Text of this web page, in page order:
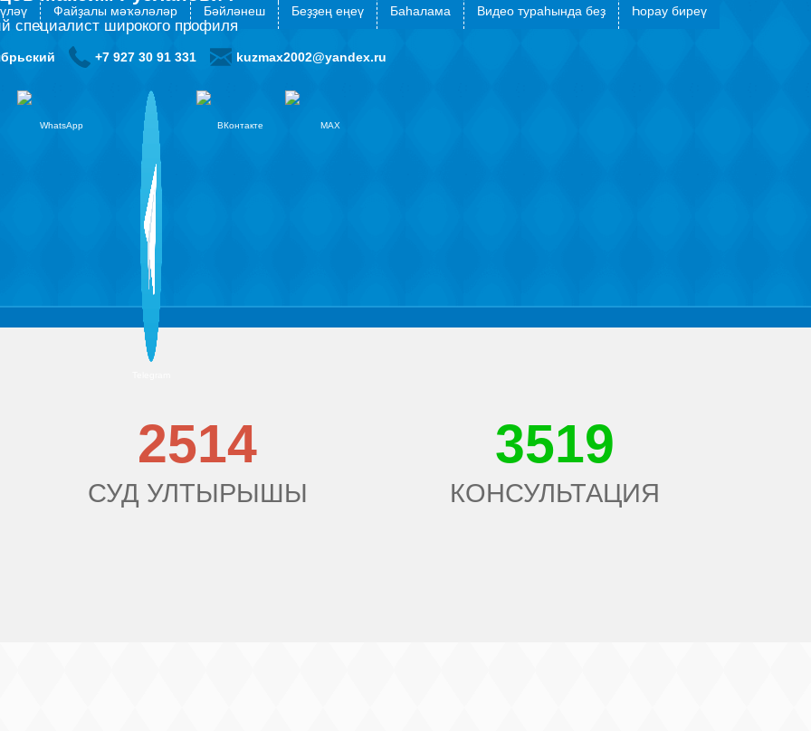
Файҙалы мәҡәләләр Бәйләнеш Беҙҙең еңеү Баһалама Видео тураһында беҙ Һорау биреү
специалист широкого профиля
+7 927 30 91 331 kuzmax2002@yandex.ru
WhatsApp ВКонтакте MAX
2514
СУД УЛТЫРЫШЫ
3519
КОНСУЛЬТАЦИЯ